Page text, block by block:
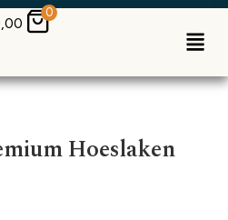
0
Hoeslaken